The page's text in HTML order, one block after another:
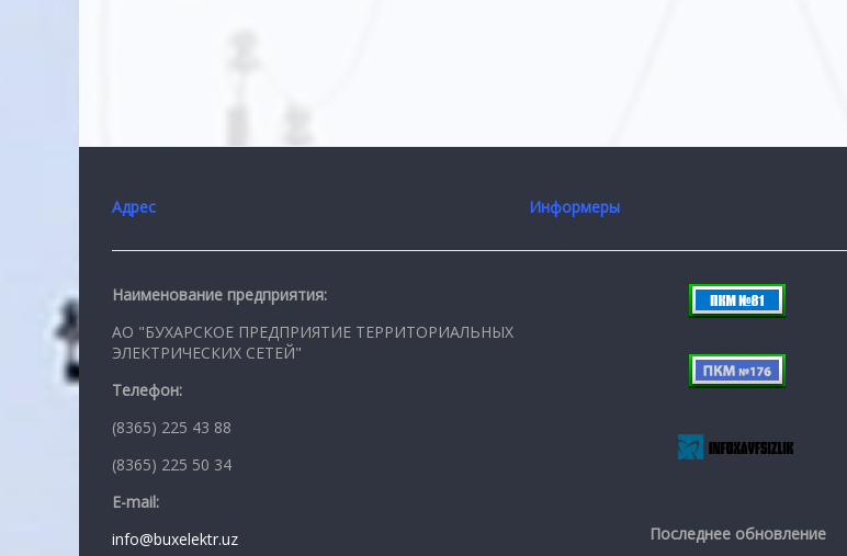
Адрес
Наименование предприятия:
АО "БУХАРСКОЕ ПРЕДПРИЯТИЕ ТЕРРИТОРИАЛЬНЫХ
ЭЛЕКТРИЧЕСКИХ СЕТЕЙ"
Телефон:
(8365) 225 43 88
(8365) 225 50 34
E-mail:
info@buxelektr.uz
Информеры
Последнее обновление